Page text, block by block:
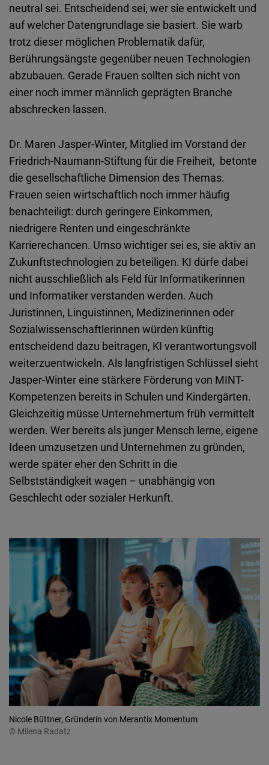
neutral sei. Entscheidend sei, wer sie entwickelt und
auf welcher Datengrundlage sie basiert. Sie warb
trotz dieser möglichen Problematik dafür,
Berührungsängste gegenüber neuen Technologien
abzubauen. Gerade Frauen sollten sich nicht von
einer noch immer männlich geprägten Branche
abschrecken lassen.
Dr. Maren Jasper-Winter, Mitglied im Vorstand der
Friedrich-Naumann-Stiftung für die Freiheit, betonte
die gesellschaftliche Dimension des Themas.
Frauen seien wirtschaftlich noch immer häufig
benachteiligt: durch geringere Einkommen,
niedrigere Renten und eingeschränkte
Karrierechancen. Umso wichtiger sei es, sie aktiv an
Zukunftstechnologien zu beteiligen. KI dürfe dabei
nicht ausschließlich als Feld für Informatikerinnen
und Informatiker verstanden werden. Auch
Juristinnen, Linguistinnen, Medizinerinnen oder
Sozialwissenschaftlerinnen würden künftig
entscheidend dazu beitragen, KI verantwortungsvoll
weiterzuentwickeln. Als langfristigen Schlüssel sieht
Jasper-Winter eine stärkere Förderung von MINT-
Kompetenzen bereits in Schulen und Kindergärten.
Gleichzeitig müsse Unternehmertum früh vermittelt
werden. Wer bereits als junger Mensch lerne, eigene
Ideen umzusetzen und Unternehmen zu gründen,
werde später eher den Schritt in die
Selbstständigkeit wagen – unabhängig von
Geschlecht oder sozialer Herkunft.
Nicole Büttner, Gründerin von Merantix Momentum
© Milena Radatz